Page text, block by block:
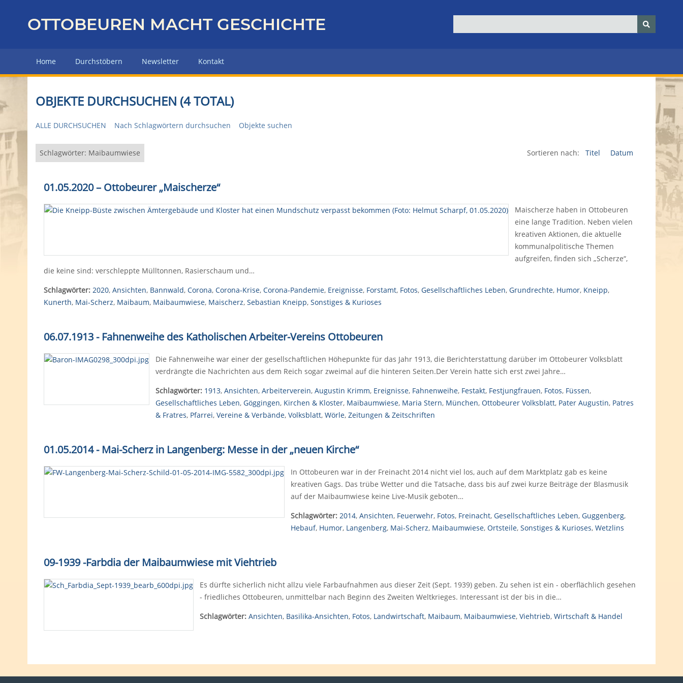
z
r
H
u
p
e
OTTOBEUREN MACHT GESCHICHTE
Home Durchstöbern Newsletter Kontakt
OBJEKTE DURCHSUCHEN (4 TOTAL)
ALLE DURCHSUCHEN Nach Schlagwörtern durchsuchen Objekte suchen
Schlagwörter: Maibaumwiese Sortieren nach: Titel Datum
01.05.2020 – Ottobeurer „Maischerze“
Maischerze haben in Ottobeuren
eine lange Tradition. Neben vielen
kreativen Aktionen, die aktuelle
kommunalpolitische Themen
aufgreifen, finden sich „Scherze“,
die keine sind: verschleppte Mülltonnen, Rasierschaum und…
Schlagwörter: 2020, Ansichten, Bannwald, Corona, Corona-Krise, Corona-Pandemie, Ereignisse, Forstamt, Fotos, Gesellschaftliches Leben, Grundrechte, Humor, Kneipp,
Kunerth, Mai-Scherz, Maibaum, Maibaumwiese, Maischerz, Sebastian Kneipp, Sonstiges & Kurioses
06.07.1913 - Fahnenweihe des Katholischen Arbeiter-Vereins Ottobeuren
Die Fahnenweihe war einer der gesellschaftlichen Höhepunkte für das Jahr 1913, die Berichterstattung darüber im Ottobeurer Volksblatt
verdrängte die Nachrichten aus dem Reich sogar zweimal auf die hinteren Seiten.Der Verein hatte sich erst zwei Jahre…
Schlagwörter: 1913, Ansichten, Arbeiterverein, Augustin Krimm, Ereignisse, Fahnenweihe, Festakt, Festjungfrauen, Fotos, Füssen,
Gesellschaftliches Leben, Göggingen, Kirchen & Kloster, Maibaumwiese, Maria Stern, München, Ottobeurer Volksblatt, Pater Augustin, Patres
& Fratres, Pfarrei, Vereine & Verbände, Volksblatt, Wörle, Zeitungen & Zeitschriften
01.05.2014 - Mai-Scherz in Langenberg: Messe in der „neuen Kirche“
In Ottobeuren war in der Freinacht 2014 nicht viel los, auch auf dem Marktplatz gab es keine
kreativen Gags. Das trübe Wetter und die Tatsache, dass bis auf zwei kurze Beiträge der Blasmusik
auf der Maibaumwiese keine Live-Musik geboten…
Schlagwörter: 2014, Ansichten, Feuerwehr, Fotos, Freinacht, Gesellschaftliches Leben, Guggenberg,
Hebauf, Humor, Langenberg, Mai-Scherz, Maibaumwiese, Ortsteile, Sonstiges & Kurioses, Wetzlins
09-1939 -Farbdiader Maibaumwiese mit Viehtrieb
Es dürfte sicherlich nicht allzu viele Farbaufnahmen aus dieser Zeit (Sept. 1939) geben. Zu sehen ist ein - oberflächlich gesehen
- friedliches Ottobeuren, unmittelbar nach Beginn des Zweiten Weltkrieges. Interessant ist der bis in die…
Schlagwörter: Ansichten, Basilika-Ansichten, Fotos, Landwirtschaft, Maibaum, Maibaumwiese, Viehtrieb, Wirtschaft & Handel